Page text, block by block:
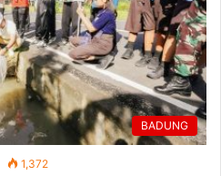
BADUNG
1,372